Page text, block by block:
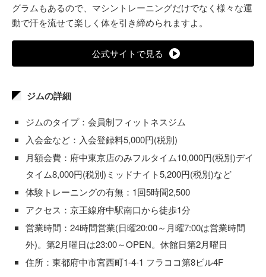
グラムもあるので、マシントレーニングだけでなく様々な運
動で汗を流せて楽しく体を引き締められますよ。
公式サイトで見る
ジムの詳細
ジムのタイプ：会員制フィットネスジム
入会金など：入会登録料5,000円(税別)
月額会費：府中東京店のみフルタイム10,000円(税別)デイ
タイム8,000円(税別)ミッドナイト5,200円(税別)など
体験トレーニングの有無：1回5時間2,500
アクセス：京王線府中駅南口から徒歩1分
営業時間：24時間営業(日曜20:00～月曜7:00は営業時間
外)。第2月曜日は23:00～OPEN。休館日第2月曜日
住所：東都府中市宮西町1-4-1 フラココ第8ビル4F